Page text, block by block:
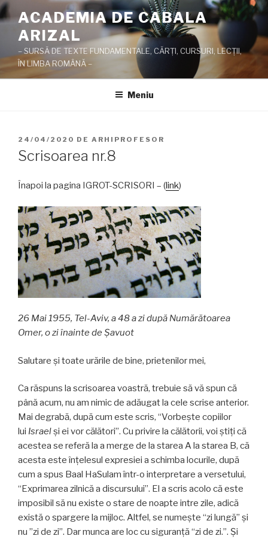
Sari
la
conținut
ACADEMIA DE CABALA
ARIZAL
– SURSĂ DE TEXTE FUNDAMENTALE, CĂRŢI, CURSURI, LECŢII,
ÎN LIMBA ROMÂNĂ –
Meniu
PUBLICAT
PE
24/04/2020 DE ARHIPROFESOR
Scrisoarea nr.8
Înapoi la pagina IGROT-SCRISORI – (link)
26 Mai 1955, Tel-Aviv, a 48 a zi după Numărătoarea
Omer, o zi înainte de Şavuot
Salutare şi toate urările de bine, prietenilor mei,
Ca răspuns la scrisoarea voastră, trebuie să vă spun că
până acum, nu am nimic de adăugat la cele scrise anterior.
Mai degrabă, după cum este scris, “Vorbeşte copiilor
lui Israelşi ei vor călători”. Cu privire la călătorii, voi ştiţi că
acestea se referă la a merge de la starea A la starea B, că
acesta este înţelesul expresiei a schimba locurile, după
cum a spus Baal HaSulam într-o interpretare a versetului,
“Exprimarea zilnică a discursului”. El a scris acolo că este
imposibil să nu existe o stare de noapte intre zile, adică
există o spargere la mijloc. Altfel, se numeşte “zi lungă” şi
nu ”zi de zi”. Dar munca are loc cu siguranţă “zi de zi.”. Şi